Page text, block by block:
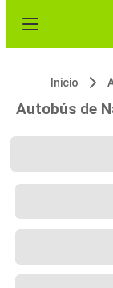
Inicio
Autobús de